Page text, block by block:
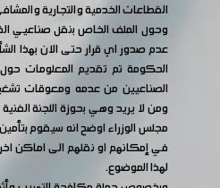
القطاعات الخدمية والتجارية
وحول الملف الخاص بنقل صناعيي
عدم صدور اي قرار حتى الان بهذا
الحكومة تم تقديم المعلومات
الصناعيين من عدمه ومعوقات
ومن لا يريد وهي بحوزة اللجنة
مجلس الوزراء اوضح انه سيقوم
في إمكانهم او نقلهم الى اماكن
لهذا الموضوع.